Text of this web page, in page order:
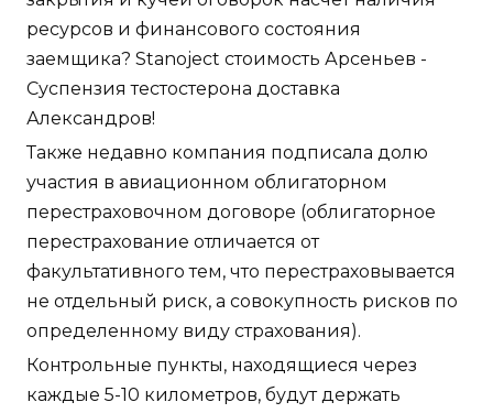
ресурсов и финансового состояния
заемщика? Stanoject стоимость Арсеньев -
Суспензия тестостерона доставка
Александров!
Также недавно компания подписала долю
участия в авиационном облигаторном
перестраховочном договоре (облигаторное
перестрахование отличается от
факультативного тем, что перестраховывается
не отдельный риск, а совокупность рисков по
определенному виду страхования).
Контрольные пункты, находящиеся через
каждые 5-10 километров, будут держать